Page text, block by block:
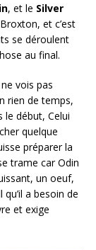
, et le Silver
et c’est
se déroulent
au final.
vois pas
rien de temps,
le début, Celui
quelque
préparer la
trame car Odin
un oeuf,
a besoin de
et exige